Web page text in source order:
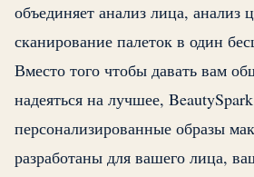
объединяет анализ лица, анализ
сканирование палеток в один
Вместо того чтобы давать вам
надеяться на лучшее,
персонализированные образы
разработаны для вашего лица,